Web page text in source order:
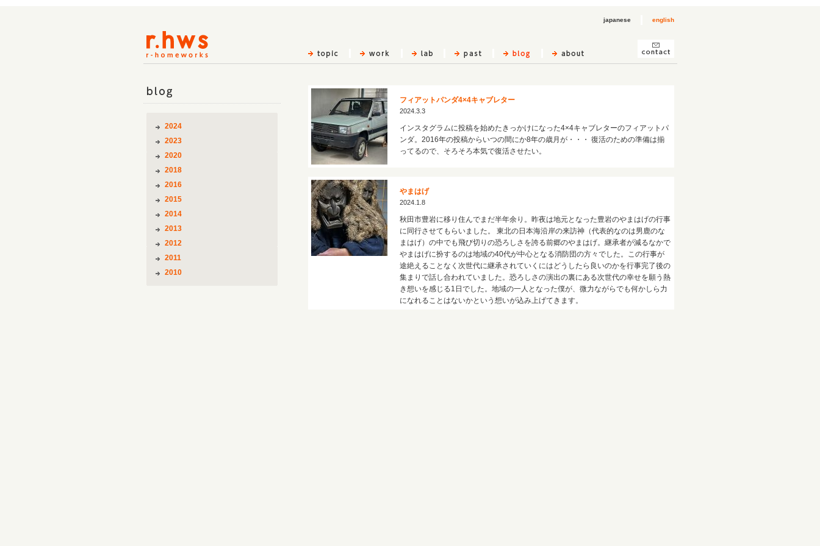
japanese english
フィアットパンダ4×4キャブレター
2024.3.3
インスタグラムに投稿を始めたきっかけになった4×4キャブレターのフィアットパ
ンダ。2016年の投稿からいつの間にか8年の歳月が・・・ 復活のための準備は揃
ってるので、そろそろ本気で復活させたい。
やまはげ
2024.1.8
秋田市豊岩に移り住んでまだ半年余り。昨夜は地元となった豊岩のやまはげの行事
に同行させてもらいました。 東北の日本海沿岸の来訪神（代表的なのは男鹿のな
まはげ）の中でも飛び切りの恐ろしさを誇る前郷のやまはげ。継承者が減るなかで
やまはげに扮するのは地域の40代が中心となる消防団の方々でした。この行事が
途絶えることなく次世代に継承されていくにはどうしたら良いのかを行事完了後の
集まりで話し合われていました。恐ろしさの演出の裏にある次世代の幸せを願う熱
き想いを感じる1日でした。地域の一人となった僕が、微力ながらでも何かしら力
になれることはないかという想いが込み上げてきます。
2024
2023
2020
2018
2016
2015
2014
2013
2012
2011
2010